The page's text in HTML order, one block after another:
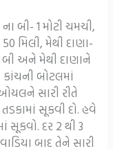
બી- 1 મોટી ચમચી,
મિલી, મેથી દાણા-
બી અને મેથી દાણાને
બોટલમાં
સારી રીતે
સૂકવી દો. હવે
સૂકવો. દર 2 થી 3
બાદ તેને સારી